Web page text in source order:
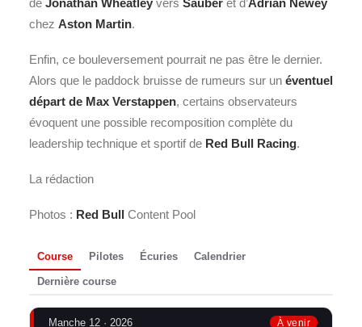
de Jonathan Wheatley vers Sauber et d’Adrian Newey
chez Aston Martin.
Enfin, ce bouleversement pourrait ne pas être le dernier.
Alors que le paddock bruisse de rumeurs sur un éventuel
départ de Max Verstappen, certains observateurs
évoquent une possible recomposition complète du
leadership technique et sportif de Red Bull Racing.
La rédaction
Photos : Red Bull Content Pool
Course Pilotes Écuries Calendrier
Dernière course
Manche 12 · 2026 À venir